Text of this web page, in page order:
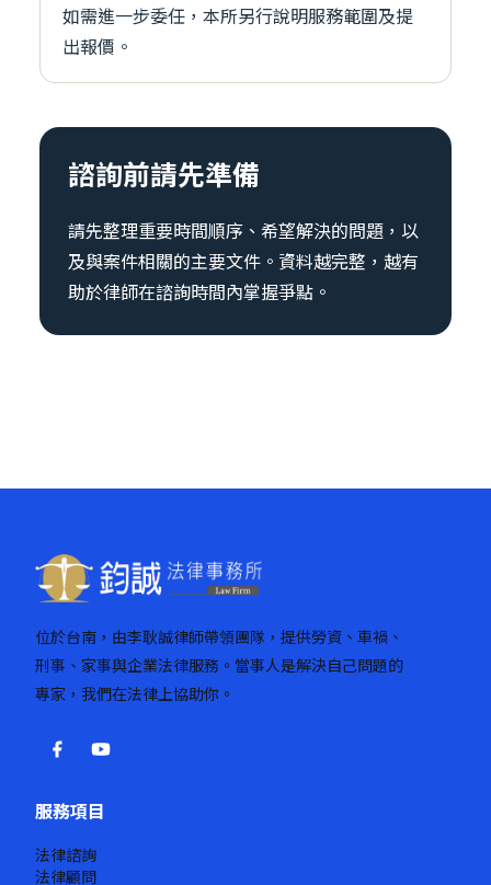
如需進一步委任，本所另行說明服務範圍及提
出報價。
諮詢前請先準備
請先整理重要時間順序、希望解決的問題，以
及與案件相關的主要文件。資料越完整，越有
助於律師在諮詢時間內掌握爭點。
位於台南，由李耿誠律師帶領團隊，提供勞資、車禍、
刑事、家事與企業法律服務。當事人是解決自己問題的
專家，我們在法律上協助你。
服務項目
法律諮詢
法律顧問